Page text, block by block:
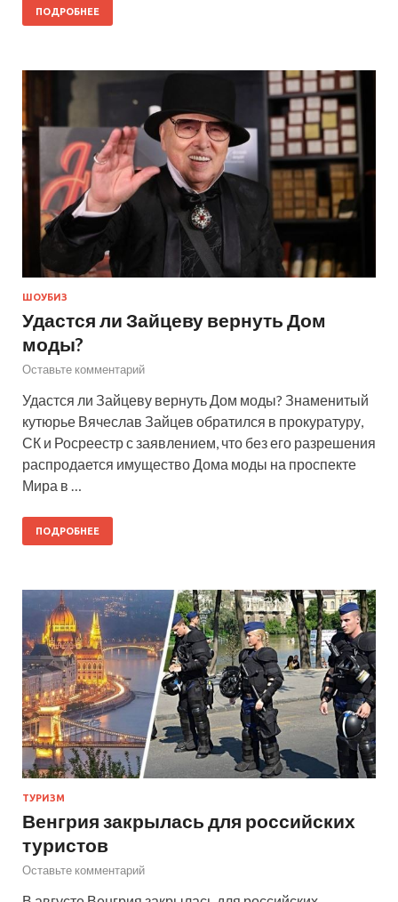
ПОДРОБНЕЕ
ШОУБИЗ
Удастся ли Зайцеву вернуть Дом
моды?
Оставьте комментарий
Удастся ли Зайцеву вернуть Дом моды? Знаменитый
кутюрье Вячеслав Зайцев обратился в прокуратуру,
СК и Росреестр с заявлением, что без его разрешения
распродается имущество Дома моды на проспекте
Мира в …
ПОДРОБНЕЕ
ТУРИЗМ
Венгрия закрылась для российских
туристов
Оставьте комментарий